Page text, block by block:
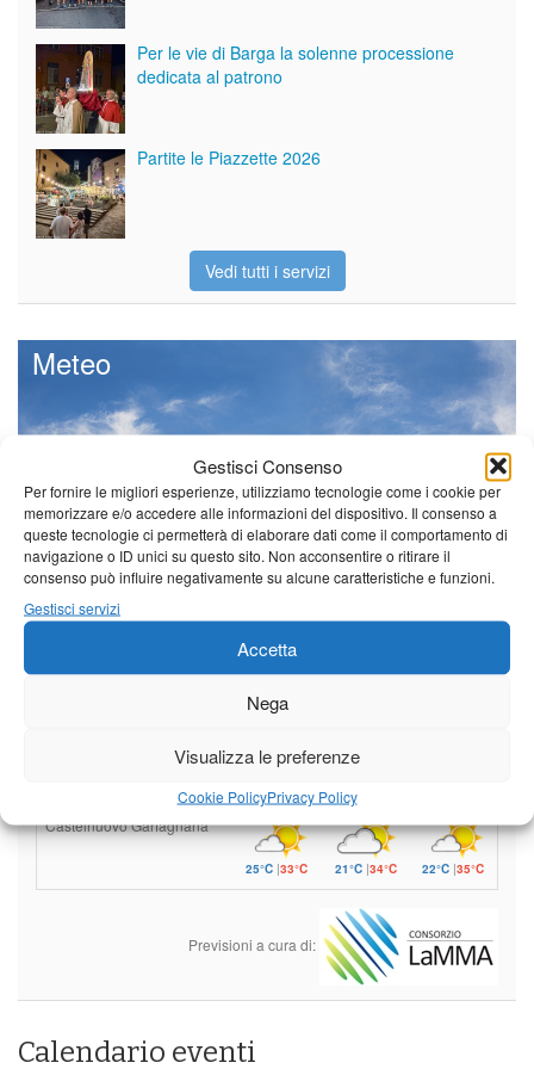
Gestisci Consenso
Per fornire le migliori esperienze, utilizziamo tecnologie come i cookie per
memorizzare e/o accedere alle informazioni del dispositivo. Il consenso a
queste tecnologie ci permetterà di elaborare dati come il comportamento di
navigazione o ID unici su questo sito. Non acconsentire o ritirare il
consenso può influire negativamente su alcune caratteristiche e funzioni.
Gestisci servizi
Accetta
Nega
Visualizza le preferenze
Cookie PolicyPrivacy Policy
Per le vie di Barga la solenne processione
dedicata al patrono
Partite le Piazzette 2026
Vedi tutti i servizi
Meteo
Il tempo di questo fine
settimana. temperature ancora
ben al di sopra dei valori
stagionali
Leggi tutto…
Domenica Lunedì Martedì
25°C|36°C
Castelnuovo Garfagnana
25°C|33°C 21°C|34°C 22°C |35°C
Previsioni a cura di:
Calendario eventi